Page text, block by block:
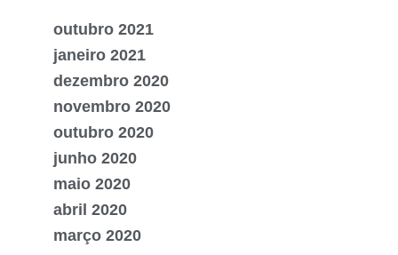
outubro 2021
janeiro 2021
dezembro 2020
novembro 2020
outubro 2020
junho 2020
maio 2020
abril 2020
março 2020